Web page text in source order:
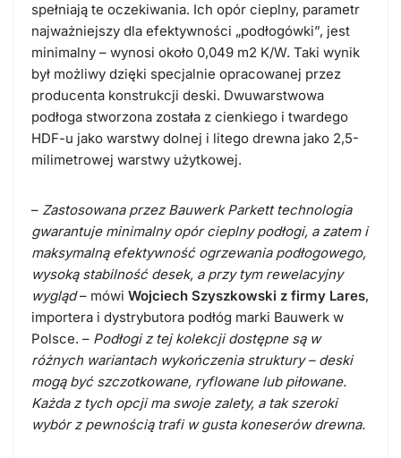
spełniają te oczekiwania. Ich opór cieplny, parametr
najważniejszy dla efektywności „podłogówki”, jest
minimalny – wynosi około 0,049 m2 K/W. Taki wynik
był możliwy dzięki specjalnie opracowanej przez
producenta konstrukcji deski. Dwuwarstwowa
podłoga stworzona została z cienkiego i twardego
HDF-u jako warstwy dolnej i litego drewna jako 2,5-
milimetrowej warstwy użytkowej.
– Zastosowana przez Bauwerk Parkett technologia
gwarantuje minimalny opór cieplny podłogi, a zatem i
maksymalną efektywność ogrzewania podłogowego,
wysoką stabilność desek, a przy tym rewelacyjny
wygląd– mówi Wojciech Szyszkowski z firmy Lares,
importera i dystrybutora podłóg marki Bauwerk w
Polsce. – Podłogi z tej kolekcji dostępne są w
różnych wariantach wykończenia struktury – deski
mogą być szczotkowane, ryflowane lub piłowane.
Każda z tych opcji ma swoje zalety, a tak szeroki
wybór z pewnością trafi w gusta koneserów drewna.